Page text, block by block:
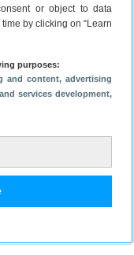
or object to data
by clicking on “Learn
purposes:
and content, advertising
services development,